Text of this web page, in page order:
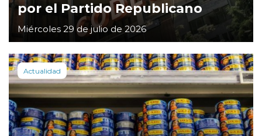
por el Partido Republicano
Miércoles 29 de julio de 2026
Actualidad